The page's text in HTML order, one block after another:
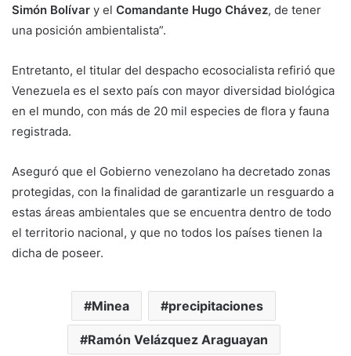
Simón Bolívar y el Comandante Hugo Chávez, de tener
una posición ambientalista”.
Entretanto, el titular del despacho ecosocialista refirió que
Venezuela es el sexto país con mayor diversidad biológica
en el mundo, con más de 20 mil especies de flora y fauna
registrada.
Aseguró que el Gobierno venezolano ha decretado zonas
protegidas, con la finalidad de garantizarle un resguardo a
estas áreas ambientales que se encuentra dentro de todo
el territorio nacional, y que no todos los países tienen la
dicha de poseer.
Minea precipitaciones
Ramón Velázquez Araguayan